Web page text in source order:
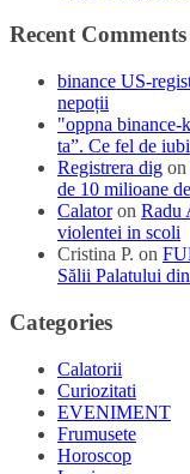
Recent Comments
binance US-
nepoții
"oppna binance-
ta”. Ce fel de
Registrera dig on
de 10 milioane
Calatoron Radu
violentei in scoli
Cristina P. on
Sălii Palatului
Categories
Calatorii
Curiozitati
EVENIMENT
Frumusete
Horoscop